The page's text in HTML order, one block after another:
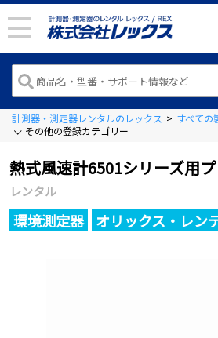
計測器・測定器レンタルのレックス > すべての
その他の登録カテゴリー
熱式風速計6501シリーズ用
レンタル
環境測定器 オリックス・レン